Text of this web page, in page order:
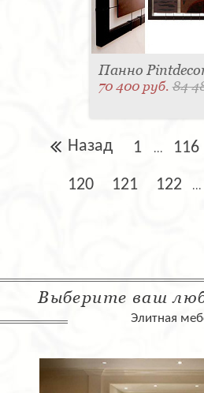
Панно
70 400 руб.84
Назад 1 ... 116
120 121 122 ...
Выберите ваш
Элитная